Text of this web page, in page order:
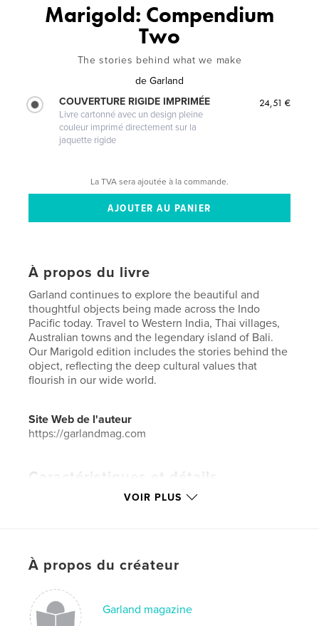
Marigold: Compendium
Two
The stories behind what we make
de Garland
COUVERTURE RIGIDE IMPRIMÉE
Livre cartonné avec un design pleine
couleur imprimé directement sur la
jaquette rigide
24,51 €
La TVA sera ajoutée à la commande.
À propos du livre
Garland continues to explore the beautiful and
thoughtful objects being made across the Indo
Pacific today. Travel to Western India, Thai villages,
Australian towns and the legendary island of Bali.
Our Marigold edition includes the stories behind the
object, reflecting the deep cultural values that
flourish in our wide world.
Site Web de l'auteur
https://garlandmag.com
Caractéristiques et détails
Catégorie principale: Livres d'art et de photographie
ISBN
Couverture rigide imprimée: 9780464755944
Date de publication:
LangueEnglish
VOIR PLUS
À propos du créateur
Garland magazine